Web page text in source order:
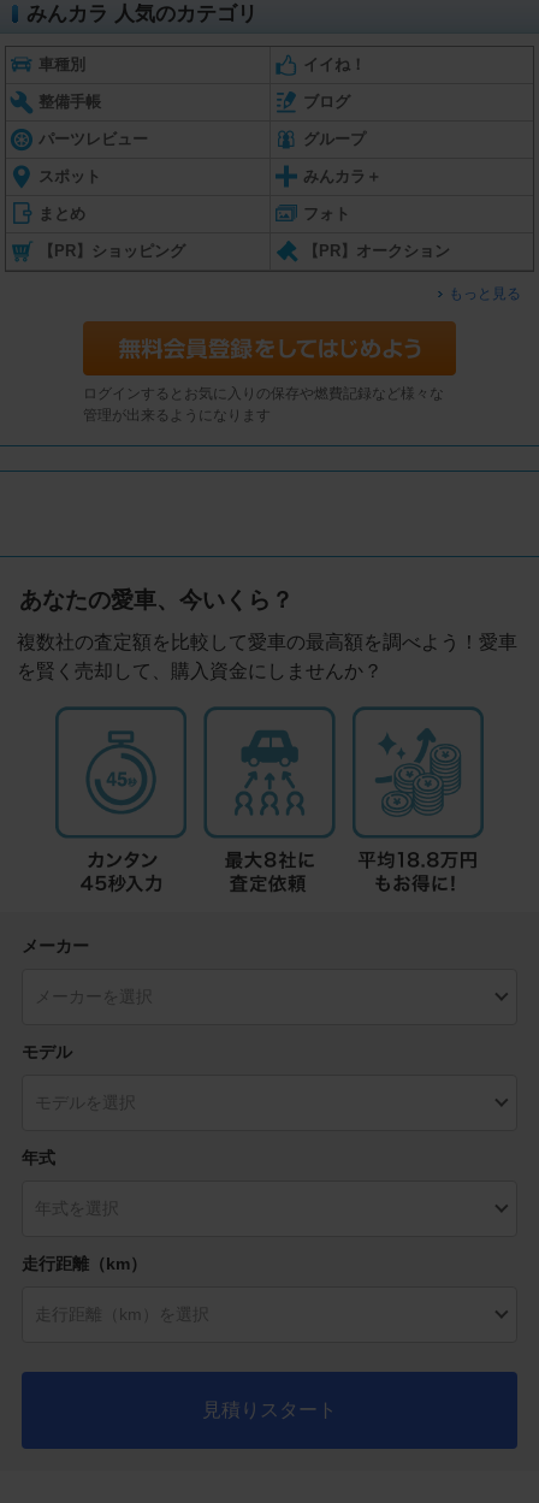
みんカラ 人気のカテゴリ
車種別 イイね！
整備手帳 ブログ
パーツレビュー グループ
スポット みんカラ＋
まとめ フォト
【PR】ショッピング 【PR】オークション
もっと見る
ログインするとお気に入りの保存や燃費記録など様々な
管理が出来るようになります
あなたの愛車、今いくら？
複数社の査定額を比較して愛車の最高額を調べよう！愛車
を賢く売却して、購入資金にしませんか？
メーカー
モデル
年式
走行距離（km）
見積りスタート